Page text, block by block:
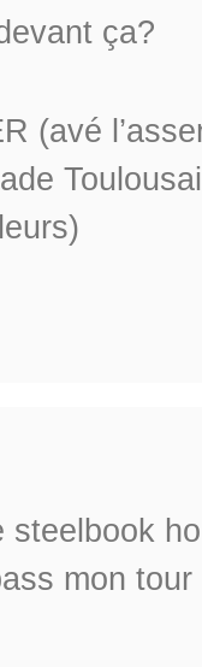
ça?
(avé
steelbook
mon